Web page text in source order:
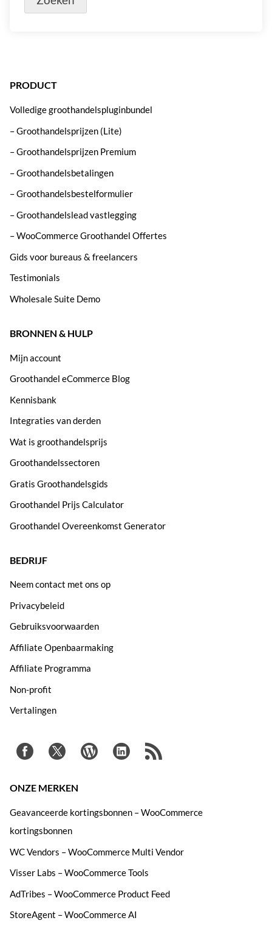
PRODUCT
Volledige groothandelspluginbundel
– Groothandelsprijzen (Lite)
– Groothandelsprijzen Premium
– Groothandelsbetalingen
– Groothandelsbestelformulier
– Groothandelslead vastlegging
– WooCommerce Groothandel Offertes
Gids voor bureaus & freelancers
Testimonials
Wholesale Suite Demo
BRONNEN & HULP
Mijn account
Groothandel eCommerce Blog
Kennisbank
Integraties van derden
Wat is groothandelsprijs
Groothandelssectoren
Gratis Groothandelsgids
Groothandel Prijs Calculator
Groothandel Overeenkomst Generator
BEDRIJF
Neem contact met ons op
Privacybeleid
Gebruiksvoorwaarden
Affiliate Openbaarmaking
Affiliate Programma
Non-profit
Vertalingen
ONZE MERKEN
Geavanceerde kortingsbonnen – WooCommerce
kortingsbonnen
WC Vendors – WooCommerce Multi Vendor
Visser Labs – WooCommerce Tools
AdTribes – WooCommerce Product Feed
StoreAgent – WooCommerce AI